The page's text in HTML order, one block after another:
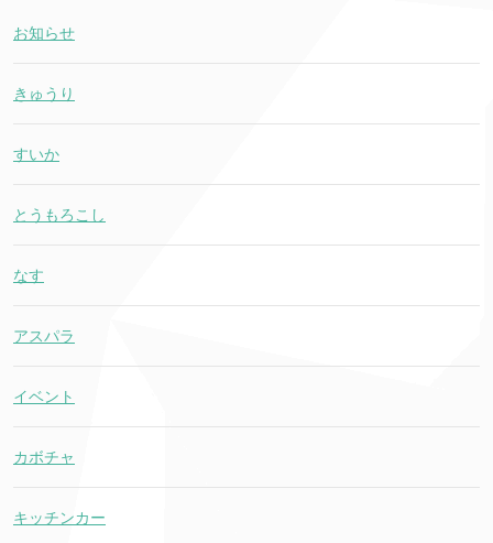
お知らせ
きゅうり
すいか
とうもろこし
なす
アスパラ
イベント
カボチャ
キッチンカー